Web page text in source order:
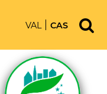
VAL CAS